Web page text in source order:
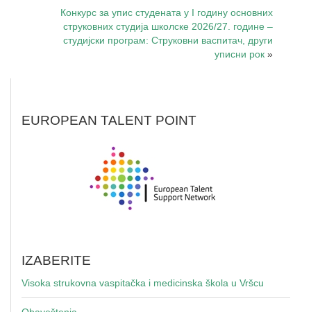
Конкурс за упис студената у I годину основних
струковних студија школске 2026/27. године –
студијски програм: Струковни васпитач, други
уписни рок »
EUROPEAN TALENT POINT
IZABERITE
Visoka strukovna vaspitačka i medicinska škola u Vršcu